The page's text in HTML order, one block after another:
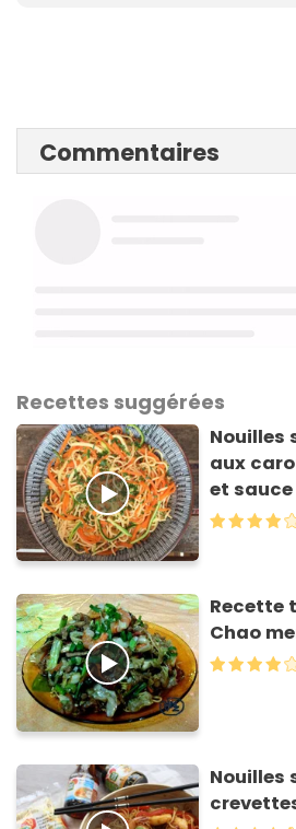
Commentaires
Recettes suggérées
Nouilles
aux
et
Recette
Chao
Nouilles